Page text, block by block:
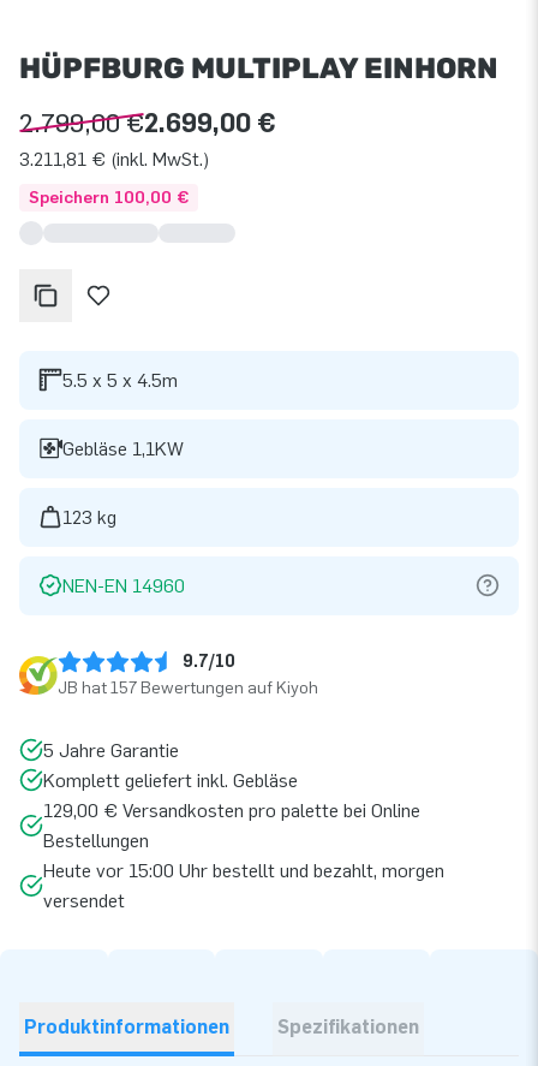
HÜPFBURG MULTIPLAY EINHORN
2.799,00 €2.699,00 €
3.211,81 € (inkl. MwSt.)
Speichern 100,00 €
5.5 x 5 x 4.5m
Gebläse 1,1KW
123 kg
NEN-EN 14960
9.7/10
JB hat 157 Bewertungen auf Kiyoh
5 Jahre Garantie
Komplett geliefert inkl. Gebläse
129,00 € Versandkosten pro palette bei Online
Bestellungen
Heute vor 15:00 Uhr bestellt und bezahlt, morgen
versendet
Produktinformationen Spezifikationen